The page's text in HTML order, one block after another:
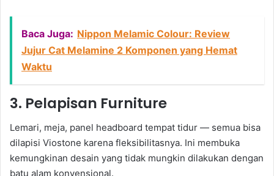
Baca Juga: Nippon Melamic Colour: Review
Jujur Cat Melamine 2 Komponen yang Hemat
Waktu
3. Pelapisan Furniture
Lemari, meja, panel headboard tempat tidur — semua bisa
dilapisi Viostone karena fleksibilitasnya. Ini membuka
kemungkinan desain yang tidak mungkin dilakukan dengan
batu alam konvensional.